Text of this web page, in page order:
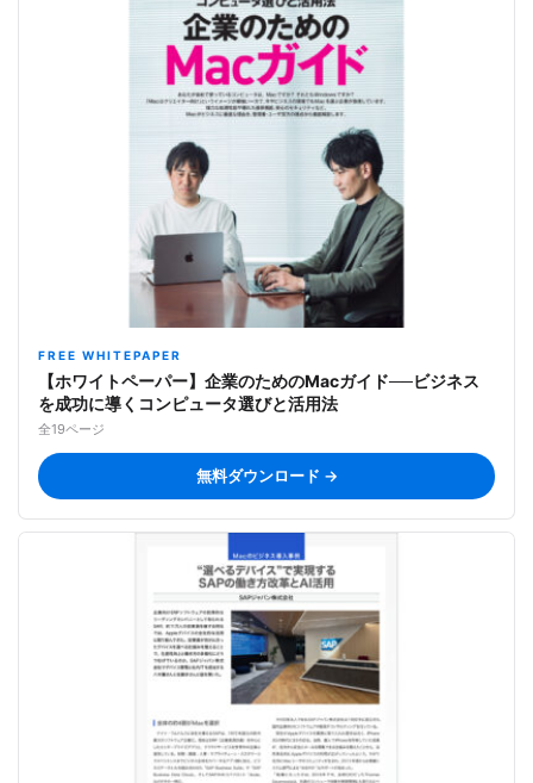
FREE WHITEPAPER
【ホワイトペーパー】企業のためのMacガイド──ビジネス
を成功に導くコンピュータ選びと活用法
全19ページ
無料ダウンロード →